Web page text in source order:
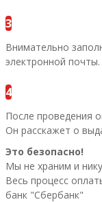
3
Внимательно
электронной почты.
4
После проведения
Он расскажет о
Это безопасно!
Мы не храним и
Весь процесс
банк "Сбербанк"